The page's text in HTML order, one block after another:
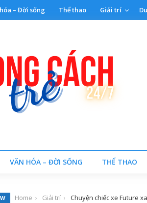
– Đời sống Thể thao Giải trí
VĂN HÓA – ĐỜI SỐNG THỂ THAO
Home Giải trí Chuyện chiếc xe Future